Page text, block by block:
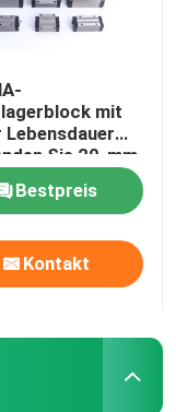
mit
Lebensdauer
Sie 20-mm-
HGH35
Bestpreis
Kontakt